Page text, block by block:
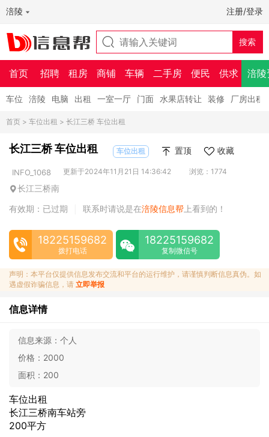
涪陵 注册/登录
首页 招聘 租房 商铺 车辆 二手房 便民 供求 涪陵
车位 涪陵 电脑 出租 一室一厅 门面 水果店转让 装修 厂房出租
首页 > 车位出租 > 长江三桥 车位出租
长江三桥 车位出租 车位出租 置顶 收藏
INFO_1068 更新于2024年11月21日 14:36:42 浏览：1774
长江三桥南
有效期：已过期
联系时请说是在涪陵信息帮 上看到的！
18225159682
拨打电话
18225159682
复制微信号
声明：本平台仅提供信息发布交流和平台的运行维护，请谨慎判断信息真伪。如
遇虚假诈骗信息，请 立即举报
信息详情
信息来源： 个人
价格： 2000
面积： 200
车位出租
长江三桥南车站旁
200平方